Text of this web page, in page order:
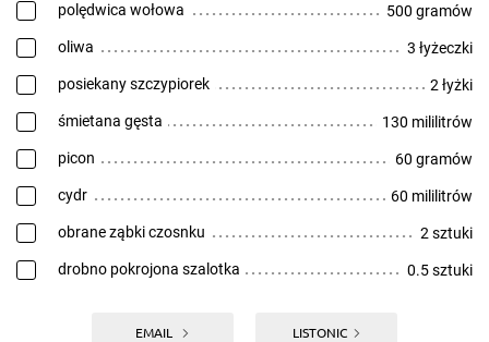
polędwica wołowa 500 gramów
oliwa 3 łyżeczki
posiekany szczypiorek 2 łyżki
śmietana gęsta 130 mililitrów
picon 60 gramów
cydr 60 mililitrów
obrane ząbki czosnku 2 sztuki
drobno pokrojona szalotka 0.5 sztuki
EMAIL LISTONIC